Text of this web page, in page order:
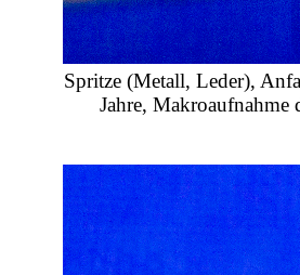
Spritze (Metall, Leder),
Jahre, Makroaufnahme